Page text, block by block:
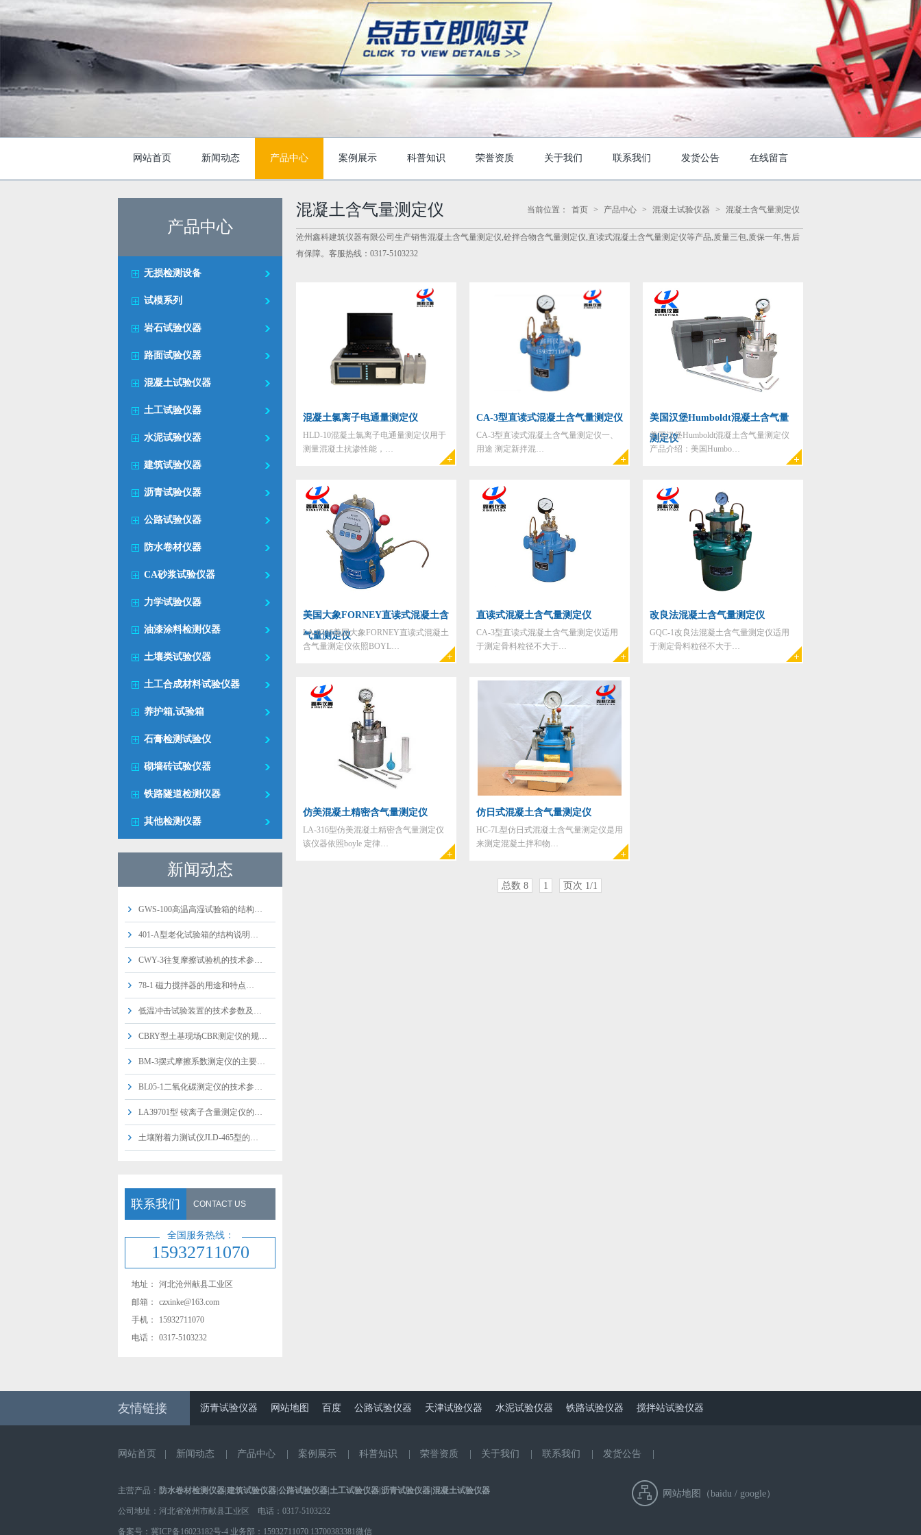
网站首页 新闻动态 产品中心 案例展示 科普知识 荣誉资质 关于我们 联系我们 发货公告 在线留言
产品中心
无损检测设备
试模系列
岩石试验仪器
路面试验仪器
混凝土试验仪器
土工试验仪器
水泥试验仪器
建筑试验仪器
沥青试验仪器
公路试验仪器
防水卷材仪器
CA砂浆试验仪器
力学试验仪器
油漆涂料检测仪器
土壤类试验仪器
土工合成材料试验仪器
养护箱,试验箱
石膏检测试验仪
砌墙砖试验仪器
铁路隧道检测仪器
其他检测仪器
新闻动态
GWS-100高温高湿试验箱的结构…
401-A型老化试验箱的结构说明…
CWY-3往复摩擦试验机的技术参…
78-1 磁力搅拌器的用途和特点…
低温冲击试验装置的技术参数及…
CBRY型土基现场CBR测定仪的规…
BM-3摆式摩擦系数测定仪的主要…
BL05-1二氧化碳测定仪的技术参…
LA39701型 铵离子含量测定仪的…
土壤附着力测试仪JLD-465型的…
联系我们 CONTACT US
15932711070
全国服务热线：
地址：
河北沧州献县工业区
邮箱：
czxinke@163.com
手机：
15932711070
电话：
0317-5103232
混凝土含气量测定仪 当前位置： 首页 > 产品中心 > 混凝土试验仪器 > 混凝土含气量测定仪
沧州鑫科建筑仪器有限公司生产销售混凝土含气量测定仪,砼拌合物含气量测定仪,直读式混凝土含气量测定仪等产品,质量三包,质保一年,售后
有保障。客服热线：0317-5103232
混凝土氯离子电通量测定仪
HLD-10混凝土氯离子电通量测定仪用于
测量混凝土抗渗性能，…
CA-3型直读式混凝土含气量测定仪
CA-3型直读式混凝土含气量测定仪一、
用途 测定新拌混…
美国汉堡Humboldt混凝土含气量
测定仪
美国汉堡Humboldt混凝土含气量测定仪
产品介绍：美国Humbo…
美国大象FORNEY直读式混凝土含
气量测定仪
LA-0316美国大象FORNEY直读式混凝土
含气量测定仪依照BOYL…
直读式混凝土含气量测定仪
CA-3型直读式混凝土含气量测定仪适用
于测定骨料粒径不大于…
改良法混凝土含气量测定仪
GQC-1改良法混凝土含气量测定仪适用
于测定骨料粒径不大于…
仿美混凝土精密含气量测定仪
LA-316型仿美混凝土精密含气量测定仪
该仪器依照boyle 定律…
仿日式混凝土含气量测定仪
HC-7L型仿日式混凝土含气量测定仪是用
来测定混凝土拌和物…
总数 8 1 页次 1/1
友情链接 沥青试验仪器 网站地图 百度 公路试验仪器 天津试验仪器 水泥试验仪器 铁路试验仪器 搅拌站试验仪器
网站首页 新闻动态 产品中心 案例展示 科普知识 荣誉资质 关于我们 联系我们 发货公告
主营产品： 防水卷材检测仪器 建筑试验仪器 公路试验仪器 土工试验仪器 沥青试验仪器 混凝土试验仪器
公司地址：河北省沧州市献县工业区 电话：0317-5103232
备案号： 冀ICP备16023182号-4 业务部： 15932711070 13700383381微信
网站地图（baidu / google）